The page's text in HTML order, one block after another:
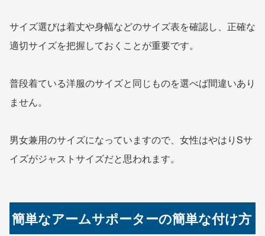
サイズ選びは着丈や身幅などのサイズ表を確認し、正確な
適切サイズを把握しておくことが重要です。
普段着ている洋服のサイズと同じものを選べば間違いあり
ません。
男女兼用のサイズになっていますので、女性はやはりSサ
イズがジャストサイズだと思われます。
簡単なアームサポーターの簡単な付け方